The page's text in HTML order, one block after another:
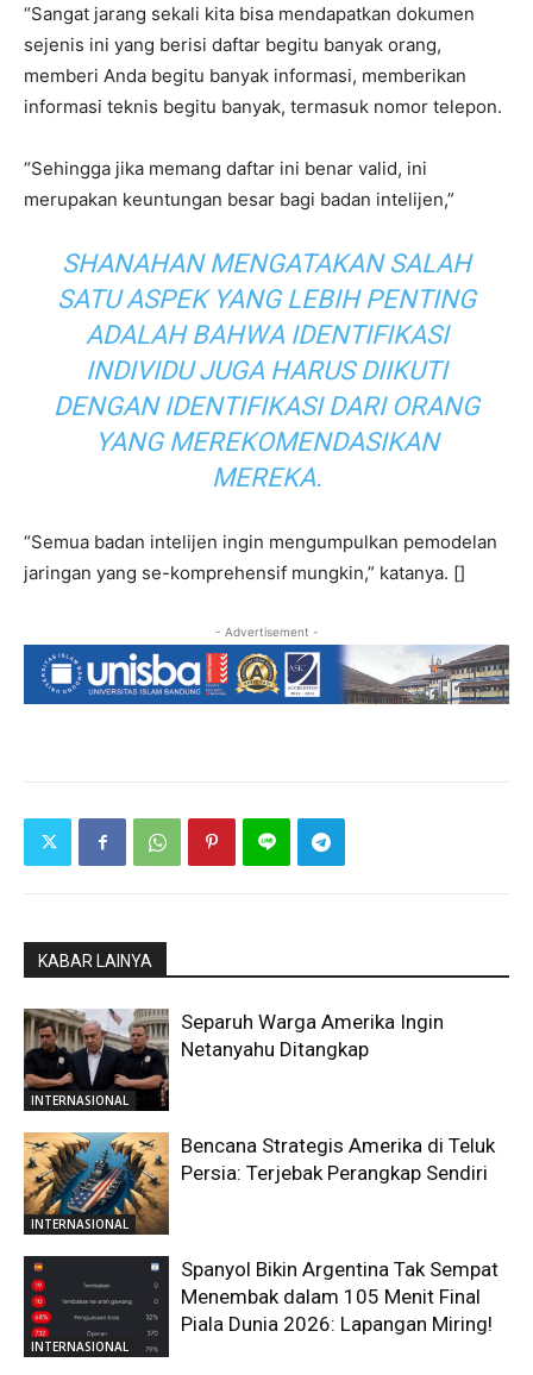
“Sangat jarang sekali kita bisa mendapatkan dokumen
sejenis ini yang berisi daftar begitu banyak orang,
memberi Anda begitu banyak informasi, memberikan
informasi teknis begitu banyak, termasuk nomor telepon.
“Sehingga jika memang daftar ini benar valid, ini
merupakan keuntungan besar bagi badan intelijen,”
SHANAHAN MENGATAKAN SALAH
SATU ASPEK YANG LEBIH PENTING
ADALAH BAHWA IDENTIFIKASI
INDIVIDU JUGA HARUS DIIKUTI
DENGAN IDENTIFIKASI DARI ORANG
YANG MEREKOMENDASIKAN
MEREKA.
“Semua badan intelijen ingin mengumpulkan pemodelan
jaringan yang se-komprehensif mungkin,” katanya. []
- Advertisement -
KABAR LAINYA
INTERNASIONAL
Separuh Warga Amerika Ingin
Netanyahu Ditangkap
INTERNASIONAL
Bencana Strategis Amerika di Teluk
Persia: Terjebak Perangkap Sendiri
INTERNASIONAL
Spanyol Bikin Argentina Tak Sempat
Menembak dalam 105 Menit Final
Piala Dunia 2026: Lapangan Miring!